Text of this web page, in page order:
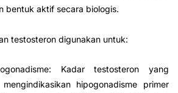
bentuk aktif secara biologis.
testosteron digunakan untuk:
Kadar testosteron yang
hipogonadisme primer